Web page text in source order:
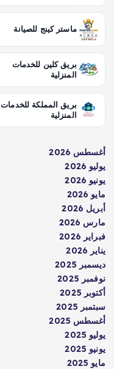
ماستر كينج للصيانة
بريق كلين للخدمات
المنزلية
بريق المملكة للخدمات
المنزلية
أغسطس 2026
يوليو 2026
يونيو 2026
مايو 2026
أبريل 2026
مارس 2026
فبراير 2026
يناير 2026
ديسمبر 2025
نوفمبر 2025
أكتوبر 2025
سبتمبر 2025
أغسطس 2025
يوليو 2025
يونيو 2025
مايو 2025